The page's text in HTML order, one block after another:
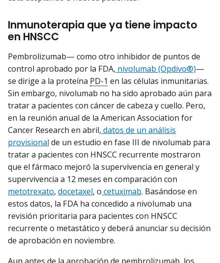
Inmunoterapia que ya tiene impacto
en HNSCC
Pembrolizumab— como otro inhibidor de puntos de
control aprobado por la FDA, nivolumab (Opdivo®)—
se dirige a la proteína PD-1 en las células inmunitarias.
Sin embargo, nivolumab no ha sido aprobado aún para
tratar a pacientes con cáncer de cabeza y cuello. Pero,
en la reunión anual de la American Association for
Cancer Research en abril, datos de un análisis
provisionalde un estudio en fase III de nivolumab para
tratar a pacientes con HNSCC recurrente mostraron
que el fármaco mejoró la supervivencia en general y
supervivencia a 12 meses en comparación con
metotrexato, docetaxel, o cetuximab. Basándose en
estos datos, la FDA ha concedido a nivolumab una
revisión prioritaria para pacientes con HNSCC
recurrente o metastático y deberá anunciar su decisión
de aprobación en noviembre.